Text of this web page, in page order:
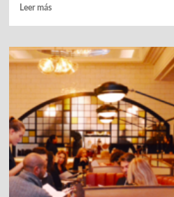
Leer másLeer
Sqrups!
en
‘Tus
y
otros
manjares’